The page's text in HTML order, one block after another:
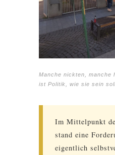
Manche nickten, manche
ist Politik, wie sie sein
Im Mittelpunkt
stand eine
eigentlich